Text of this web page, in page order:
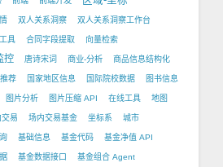
双人关系洞察 双人关系洞察工作台
具 合同字段提取 向量检索
控 唐诗宋词 商业-分析 商品信息结构化
荐 国家地区信息 国际院校数据 图书信息
图片分析 图片压缩 API 在线工具 地图
易 场内交易基金 坐标系 城市
基础信息 基金代码 基金净值 API
基金数据接口 基金组合 Agent